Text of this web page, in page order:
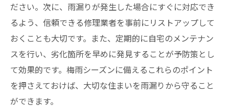
ださい。次に、雨漏りが発生した場合にすぐに対応でき
るよう、信頼できる修理業者を事前にリストアップして
おくことも大切です。また、定期的に自宅のメンテナン
スを行い、劣化箇所を早めに発見することが予防策とし
て効果的です。梅雨シーズンに備えるこれらのポイント
を押さえておけば、大切な住まいを雨漏りから守ること
ができます。